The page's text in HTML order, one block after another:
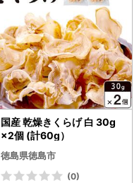
国産 乾燥きくらげ 白 30g
×2個 (計60g）
徳島県徳島市
(0)